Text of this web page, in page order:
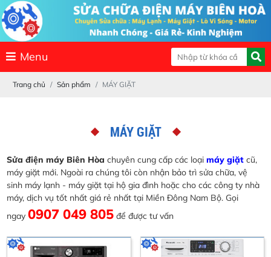
Menu
Trang chủ Sản phẩm MÁY GIẶT
MÁY GIẶT
Sửa điện máy Biên Hòa chuyên cung cấp các loạimáy giặt cũ,
máy giặt mới. Ngoài ra chúng tôi còn nhận bảo trì sửa chữa, vệ
sinh máy lạnh - máy giặt tại hộ gia đình hoặc cho các công ty nhà
máy, dịch vụ tốt nhất giá rẻ nhất tại Miền Đông Nam Bộ. Gọi
ngay0907 049 805 để được tư vấn